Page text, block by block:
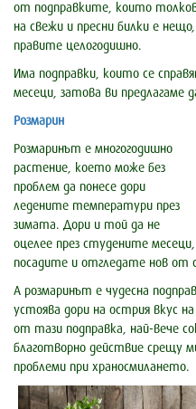
от подправките, които
на свежи и пресни билки е
правите целогодишно.
Има подправки, които се
месеци, затова ви предлагаме
Розмарин
Розмаринът е многогодишно
растение, което може без
проблем да понесе дори
ледените температури през
зимата. Дори и той да не
оцелее през студените
посадите и отгледате нов от
А розмаринът е чудесна
устоява дори на острия вкус
от тази подправка, най-вече
благотворно действие срещу
проблеми при храносмилането.